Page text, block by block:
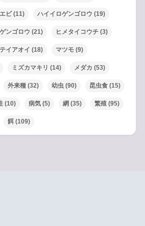
ビ(11) ハイイロゲンゴロウ (19)
ンゴロウ (21) ヒメタイコウチ(3)
イアオイ (18) マツモ(9)
ミズカマキリ (14) メダカ (53)
外来種(32) 幼虫(90) 昆虫食(15)
(10) 病気(5) 網(35) 繁殖(95)
餌(109)